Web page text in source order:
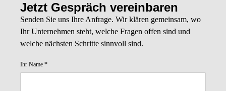
Jetzt Gespräch vereinbaren
Senden Sie uns Ihre Anfrage. Wir klären gemeinsam, wo
Ihr Unternehmen steht, welche Fragen offen sind und
welche nächsten Schritte sinnvoll sind.
Ihr Name *